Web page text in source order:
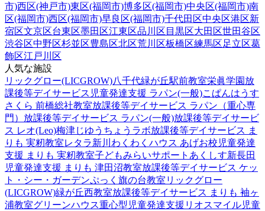
市)西区(神戸市)東区(福岡市)博多区(福岡市)中央区(福岡市)南
区(福岡市)西区(福岡市)早良区(福岡市)千代田区中央区港区新
宿区文京区台東区墨田区江東区品川区 目黒区大田区世田谷区
渋谷区中野区杉並区豊島区北区荒川区板橋区練馬区足立区葛
飾区江戸川区
人気な施設
リックグロー(LICGROW)八千代緑が丘駅前教室栄眞学園放
課後等デイサービス 児童発達支援 ラパン(一般)こぱんはうす
さくら 前橋総社教室放課後等デイサービス ラパン（重心専
門） 放課後等デイサービス ラパン(一般)放課後等デイサービ
ス レオ(Leo)梅津じゆうちょうラボ放課後等デイサービス ま
りも 実籾教室レタラ新川 わくわくハウス あげお校 児童発達
支援 まりも 実籾教室子どもみらいサポートあくしす新長田
児童発達支援 まりも 津田沼教室放課後等デイサービス ケッ
ト・シー・ガーデンぷっく旗の台教室 リックグロー
(LICGROW)緑が丘西教室放課後等デイサービス まりも 袖ヶ
浦教室グリーンハウス重心型児童発達支援 リオスマイル児童